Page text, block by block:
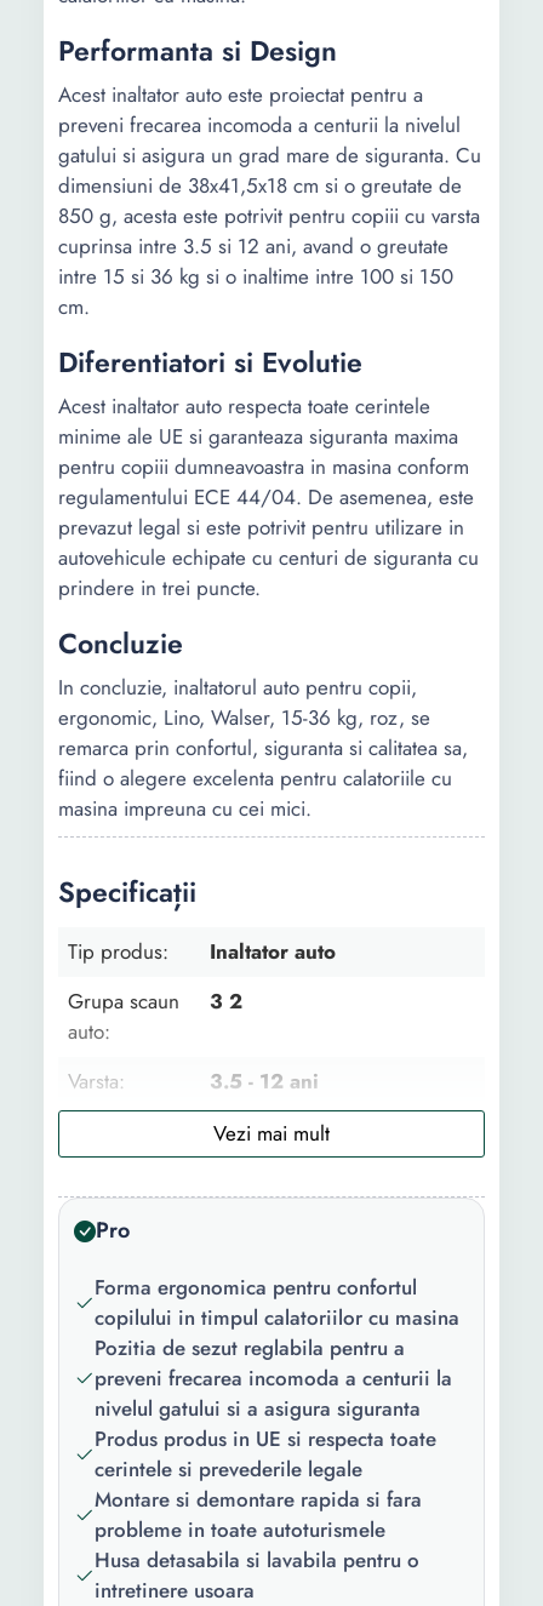
Performanta si Design
Acest inaltator auto este proiectat pentru a
preveni frecarea incomoda a centurii la nivelul
gatului si asigura un grad mare de siguranta. Cu
dimensiuni de 38x41,5x18 cm si o greutate de
850 g, acesta este potrivit pentru copiii cu varsta
cuprinsa intre 3.5 si 12 ani, avand o greutate
intre 15 si 36 kg si o inaltime intre 100 si 150
cm.
Diferentiatori si Evolutie
Acest inaltator auto respecta toate cerintele
minime ale UE si garanteaza siguranta maxima
pentru copiii dumneavoastra in masina conform
regulamentului ECE 44/04. De asemenea, este
prevazut legal si este potrivit pentru utilizare in
autovehicule echipate cu centuri de siguranta cu
prindere in trei puncte.
Concluzie
In concluzie, inaltatorul auto pentru copii,
ergonomic, Lino, Walser, 15-36 kg, roz, se
remarca prin confortul, siguranta si calitatea sa,
fiind o alegere excelenta pentru calatoriile cu
masina impreuna cu cei mici.
Specificații
Tip produs:
Inaltator auto
Grupa scaun
auto:
3 2
Varsta:
3.5 - 12 ani
greutate:
15 - 36 kg
montare:
Sistem
montare:
Centura autovehicul
Omologare:
R44
Functii:
Husa detasabila
Culoare:
Roz
Greutate:
850 g
Pro
Forma ergonomica pentru confortul
copilului in timpul calatoriilor cu masina
Pozitia de sezut reglabila pentru a
preveni frecarea incomoda a centurii la
nivelul gatului si a asigura siguranta
Produs produs in UE si respecta toate
cerintele si prevederile legale
Montare si demontare rapida si fara
probleme in toate autoturismele
Husa detasabila si lavabila pentru o
intretinere usoara